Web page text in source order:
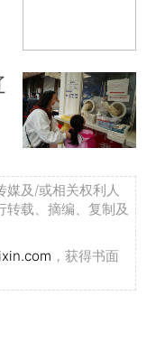
媒及/或相关权利人
转载、摘编、复制及
，获得书面